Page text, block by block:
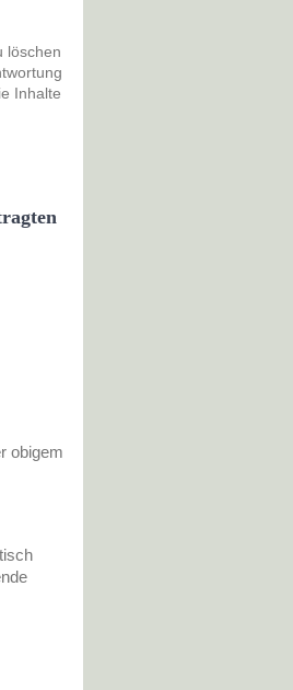
löschen
Inhalte
obigem